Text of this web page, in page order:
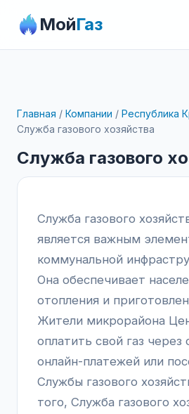
МойГаз
Главная / Компании / Республика
Служба газового хозяйства
Служба газового
Служба газового
является важным
коммунальной
Она обеспечивает
отопления и
Жители микрорайона
оплатить свой газ через
онлайн-платежей или
Службы газового
того, Служба газового